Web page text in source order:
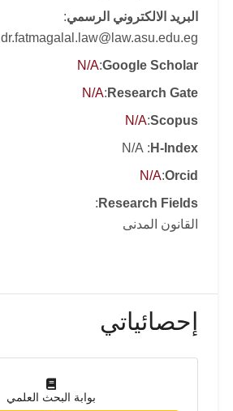
البريد الالكتروني الرسمي:
dr.fatmagalal.law@law.asu.edu.eg
Google Scholar
:
N/A
Research Gate
:
N/A
Scopus
:
N/A
H-Index
: N/A
Orcid
:
N/A
Research Fields
:
القانون المدنى
إحصائياتي
بوابة البحث العلمي